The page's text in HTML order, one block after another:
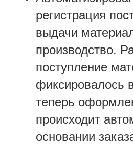
регистрация
выдачи
производство.
поступление
фиксировалось
теперь
происходит
основании